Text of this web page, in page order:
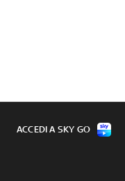
ACCEDI A SKY GO